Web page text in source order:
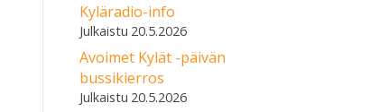
Kyläradio-info
20.5.2026
Avoimet Kylät -päivän
bussikierros
20.5.2026